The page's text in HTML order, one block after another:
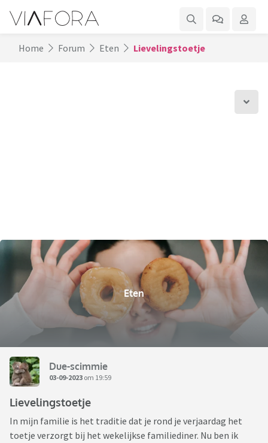
Home Forum Eten Lievelingstoetje
Eten
Due-scimmie
03-09-2023 om 19:59
Lievelingstoetje
In mijn familie is het traditie dat je rond je verjaardag het
toetje verzorgt bij het wekelijkse familiediner. Nu ben ik